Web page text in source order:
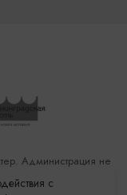
Администрация не
с